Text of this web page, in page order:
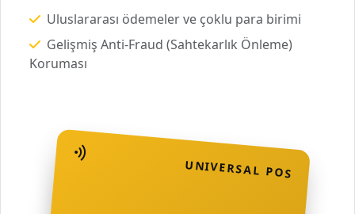
Uluslararası ödemeler ve çoklu para birimi
Gelişmiş Anti-Fraud (Sahtekarlık Önleme)
Koruması
UNIVERSAL POS